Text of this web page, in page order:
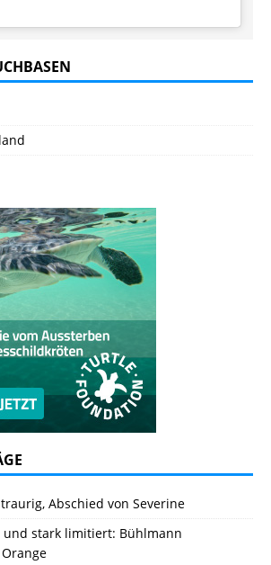
Abschied von Severine
und stark limitiert: Bühlmann